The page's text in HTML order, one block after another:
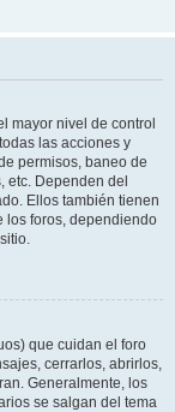
mayor nivel de control
las acciones y
permisos, baneo de
etc. Dependen del
Ellos también tienen
los foros, dependiendo
que cuidan el foro
cerrarlos, abrirlos,
Generalmente, los
se salgan del tema